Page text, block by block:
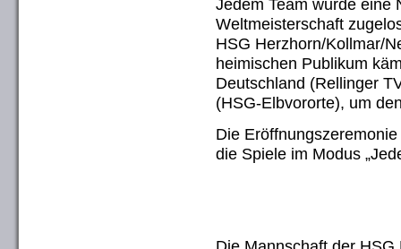
Jedem Team wurde eine
Weltmeisterschaft
HSG Herzhorn/Kollmar/
heimischen Publikum
Deutschland (Rellinger
(HSG-Elbvororte), um
Die
die Spiele im Modus